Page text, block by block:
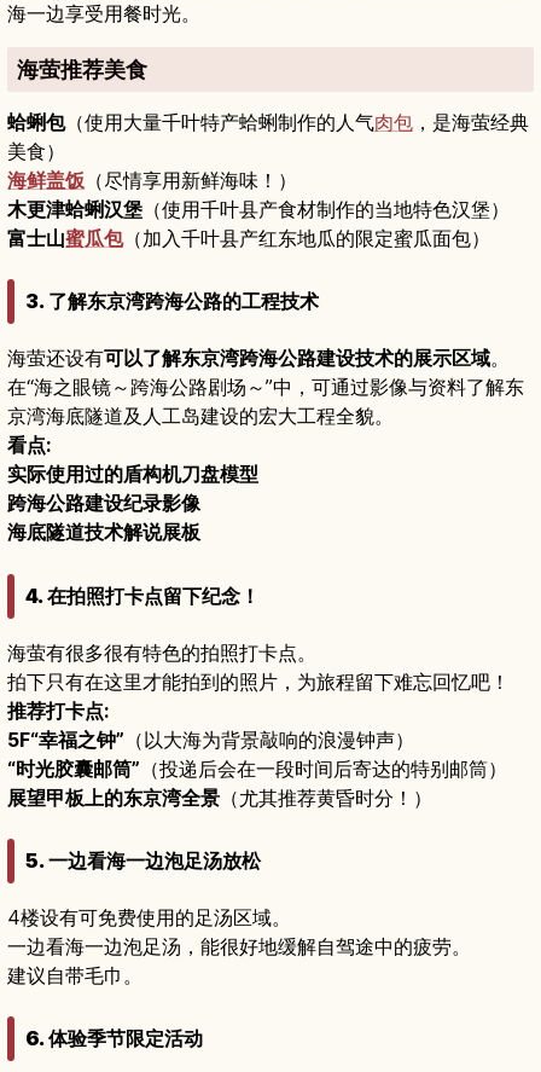
海一边享受用餐时光。
海萤推荐美食
蛤蜊包（使用大量千叶特产蛤蜊制作的人气肉包 ，是海萤经典
美食）
海鲜盖饭 （尽情享用新鲜海味！）
木更津蛤蜊汉堡 （使用千叶县产食材制作的当地特色汉堡）
富士山蜜瓜包（加入千叶县产红东地瓜的限定蜜瓜面包）
3. 了解东京湾跨海公路的工程技术
海萤还设有可以了解东京湾跨海公路建设技术的展示区域。
在“海之眼镜～跨海公路剧场～”中，可通过影像与资料了解东
京湾海底隧道及人工岛建设的宏大工程全貌。
看点:
实际使用过的盾构机刀盘模型
跨海公路建设纪录影像
海底隧道技术解说展板
4. 在拍照打卡点留下纪念！
海萤有很多很有特色的拍照打卡点。
拍下只有在这里才能拍到的照片，为旅程留下难忘回忆吧！
推荐打卡点:
5F“幸福之钟” （以大海为背景敲响的浪漫钟声）
“时光胶囊邮筒” （投递后会在一段时间后寄达的特别邮筒）
展望甲板上的东京湾全景 （尤其推荐黄昏时分！）
5. 一边看海一边泡足汤放松
4楼设有可免费使用的足汤区域。
一边看海一边泡足汤，能很好地缓解自驾途中的疲劳。
建议自带毛巾。
6. 体验季节限定活动